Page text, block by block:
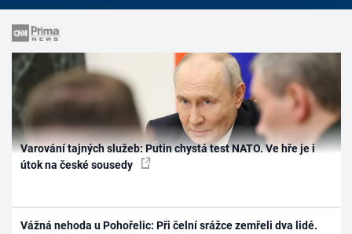
Varování tajných služeb: Putin chystá test NATO. Ve hře je i
útok na české sousedy
Vážná nehoda u Pohořelic: Při čelní srážce zemřeli dva lidé.